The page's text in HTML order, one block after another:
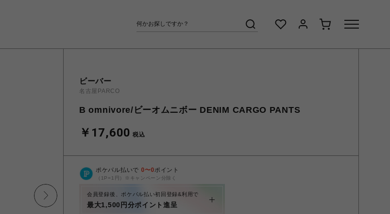
ビーバー
名古屋PARCO
B omnivore/ビーオムニボー DENIM CARGO PANTS
￥17,600 税込
ポケパル払いで 0〜0ポイント
（1P=1円）※キャンペーン分除く
会員登録後、ポケパル払い初回登録&利用で
最大1,500円分ポイント進呈